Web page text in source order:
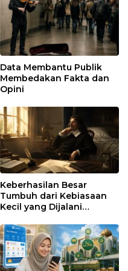
Data Membantu Publik
Membedakan Fakta dan
Opini
Keberhasilan Besar
Tumbuh dari Kebiasaan
Kecil yang Dijalani